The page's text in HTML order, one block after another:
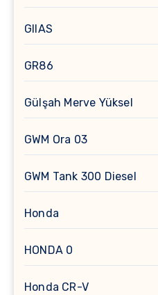
GIIAS
GR86
Gülşah Merve Yüksel
GWM Ora 03
GWM Tank 300 Diesel
Honda
HONDA 0
Honda CR-V